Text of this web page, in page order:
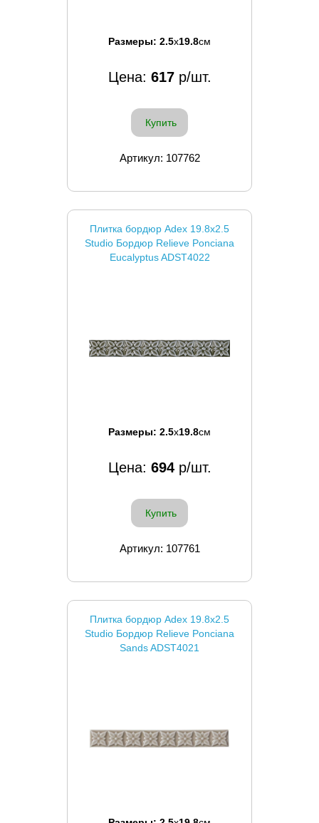
Размеры: 2.5x19.8см
Цена: 617р/шт.
Купить
Артикул: 107762
Плитка бордюр Adex 19.8x2.5
Studio Бордюр Relieve Ponciana
Eucalyptus ADST4022
Размеры: 2.5x19.8см
Цена: 694р/шт.
Купить
Артикул: 107761
Плитка бордюр Adex 19.8x2.5
Studio Бордюр Relieve Ponciana
Sands ADST4021